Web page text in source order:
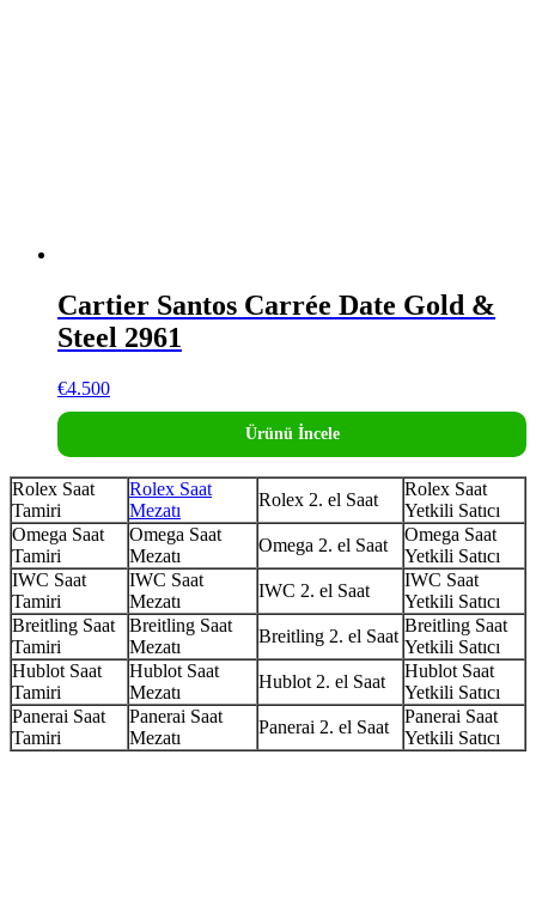
Cartier Santos Carrée Date Gold &
Steel 2961
€4.500
Ürünü İncele
Rolex Saat
Tamiri
Rolex Saat
Mezatı
Rolex 2. el Saat
Rolex Saat
Yetkili Satıcı
Omega Saat
Tamiri
Omega Saat
Mezatı
Omega 2. el Saat
Omega Saat
Yetkili Satıcı
IWC Saat
Tamiri
IWC Saat
Mezatı
IWC 2. el Saat
IWC Saat
Yetkili Satıcı
Breitling Saat
Tamiri
Breitling Saat
Mezatı
Breitling 2. el Saat
Breitling Saat
Yetkili Satıcı
Hublot Saat
Tamiri
Hublot Saat
Mezatı
Hublot 2. el Saat
Hublot Saat
Yetkili Satıcı
Panerai Saat
Tamiri
Panerai Saat
Mezatı
Panerai 2. el Saat
Panerai Saat
Yetkili Satıcı